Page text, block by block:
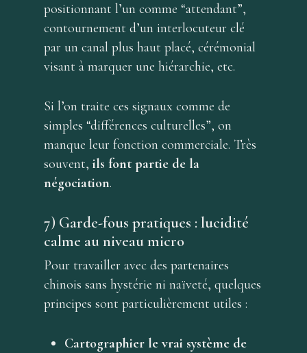
positionnant l’un comme “attendant”,
contournement d’un interlocuteur clé
par un canal plus haut placé, cérémonial
visant à marquer une hiérarchie, etc.
Si l’on traite ces signaux comme de
simples “différences culturelles”, on
manque leur fonction commerciale. Très
souvent, ils font partie de la
négociation.
7) Garde-fous pratiques : lucidité
calme au niveau micro
Pour travailler avec des partenaires
chinois sans hystérie ni naïveté, quelques
principes sont particulièrement utiles :
Cartographier le vrai système de